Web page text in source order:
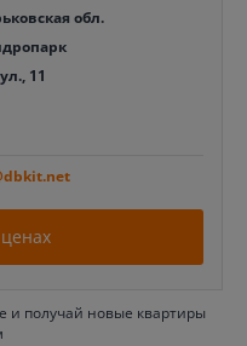
обл.
11
и получай новые квартиры